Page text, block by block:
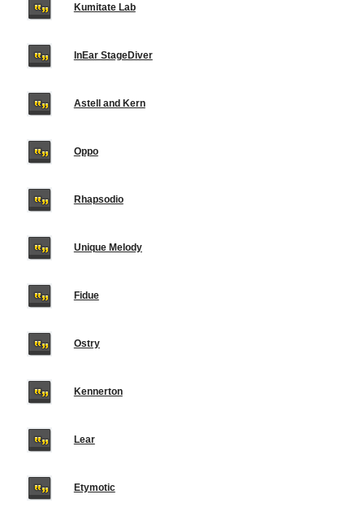
Kumitate Lab
InEar StageDiver
Astell and Kern
Oppo
Rhapsodio
Unique Melody
Fidue
Ostry
Kennerton
Lear
Etymotic